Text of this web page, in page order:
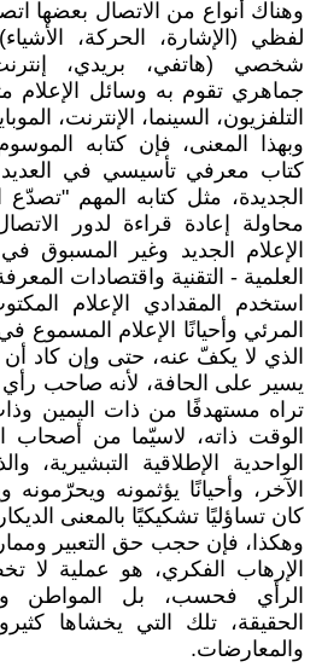
وهناك أنواع من الاتصال بعضها
لفظي (الإشارة، الحركة،
شخصي (هاتفي، بريدي،
جماهري تقوم به وسائل الإعلام
التلفزيون، السينما، الإنترنت،
وبهذا المعنى، فإن كتابه
كتاب معرفي تأسيسي في العديد
الجديدة، مثل كتابه المهم
محاولة إعادة قراءة لدور
الإعلام الجديد وغير المسبوق
العلمية - التقنية واقتصادات
استخدم المقدادي الإعلام
المرئي وأحيانًا الإعلام المسموع
الذي لا يكفّ عنه، حتى وإن كاد
يسير على الحافة، لأنه صاحب
تراه مستهدفًا من ذات اليمين
الوقت ذاته، لاسيّما من أصحاب
الواحدية الإطلاقية التبشيرية،
الآخر، وأحيانًا يؤثمونه
كان تساؤليًا تشكيكيًا بالمعنى
وهكذا، فإن حجب حق التعبير
الإرهاب الفكري، هو عملية لا
الرأي فحسب، بل المواطن
الحقيقة، تلك التي يخشاها
والمعارضات.